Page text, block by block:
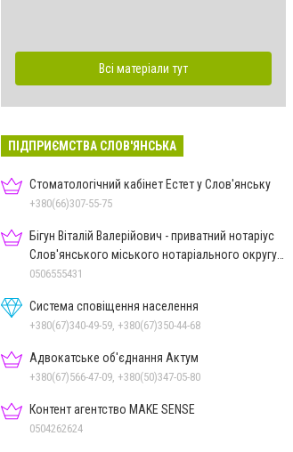
Всі матеріали тут
ПІДПРИЄМСТВА СЛОВ'ЯНСЬКА
Стоматологічний кабінет Естет у Слов'янську
+380(66)307-55-75
Бігун Віталій Валерійович - приватний нотаріус
Слов'янського міського нотаріального округу
Дон.обл.
0506555431
Система сповіщення населення
+380(67)340-49-59, +380(67)350-44-68
Адвокатське об'єднання Актум
+380(67)566-47-09, +380(50)347-05-80
Контент агентство MAKE SENSE
0504262624